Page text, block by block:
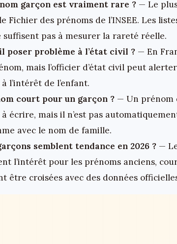
garçon est vraiment rare ? — Le
Fichier des prénoms de l’INSEE. Les
suffisent pas à mesurer la rareté réelle.
poser problème à l’état civil ? — En
mais l’officier d’état civil peut
l’intérêt de l’enfant.
court pour un garçon ? — Un prénom
écrire, mais il n’est pas
avec le nom de famille.
semblent tendance en 2026 ? —
l’intérêt pour les prénoms anciens,
être croisées avec des données